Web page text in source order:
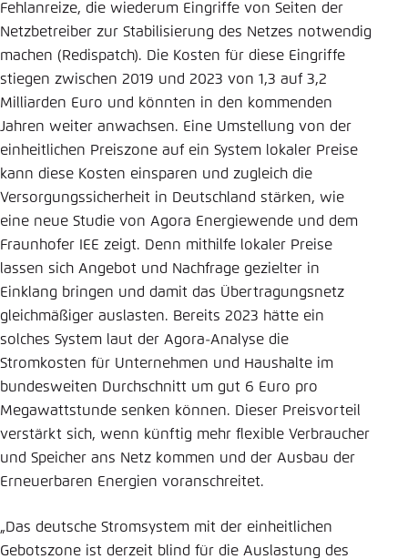
Fehlanreize, die wiederum Eingriffe von Seiten der
Netzbetreiber zur Stabilisierung des Netzes notwendig
machen (Redispatch). Die Kosten für diese Eingriffe
stiegen zwischen 2019 und 2023 von 1,3 auf 3,2
Milliarden Euro und könnten in den kommenden
Jahren weiter anwachsen. Eine Umstellung von der
einheitlichen Preiszone auf ein System lokaler Preise
kann diese Kosten einsparen und zugleich die
Versorgungssicherheit in Deutschland stärken, wie
eine neue Studie von Agora Energiewende und dem
Fraunhofer IEE zeigt. Denn mithilfe lokaler Preise
lassen sich Angebot und Nachfrage gezielter in
Einklang bringen und damit das Übertragungsnetz
gleichmäßiger auslasten. Bereits 2023 hätte ein
solches System laut der Agora-Analyse die
Stromkosten für Unternehmen und Haushalte im
bundesweiten Durchschnitt um gut 6 Euro pro
Megawattstunde senken können. Dieser Preisvorteil
verstärkt sich, wenn künftig mehr flexible Verbraucher
und Speicher ans Netz kommen und der Ausbau der
Erneuerbaren Energien voranschreitet.
„Das deutsche Stromsystem mit der einheitlichen
Gebotszone ist derzeit blind für die Auslastung des